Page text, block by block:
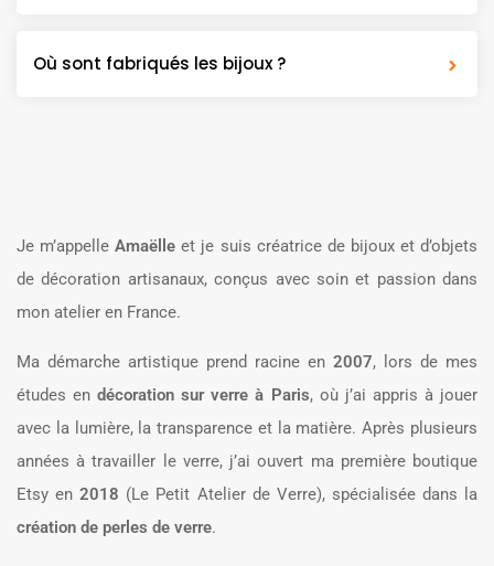
Où sont fabriqués les bijoux ?
Je m’appelleAmaëlleet je suis créatrice de bijoux et d’objets
de décoration artisanaux, conçus avec soin et passion dans
mon atelier en France.
Ma démarche artistique prend racine en 2007, lors de mes
études endécoration sur verre à Paris, où j’ai appris à jouer
avec la lumière, la transparence et la matière. Après plusieurs
années à travailler le verre, j’ai ouvert ma première boutique
Etsy en2018 (Le Petit Atelier de Verre), spécialisée dans la
création de perles de verre.